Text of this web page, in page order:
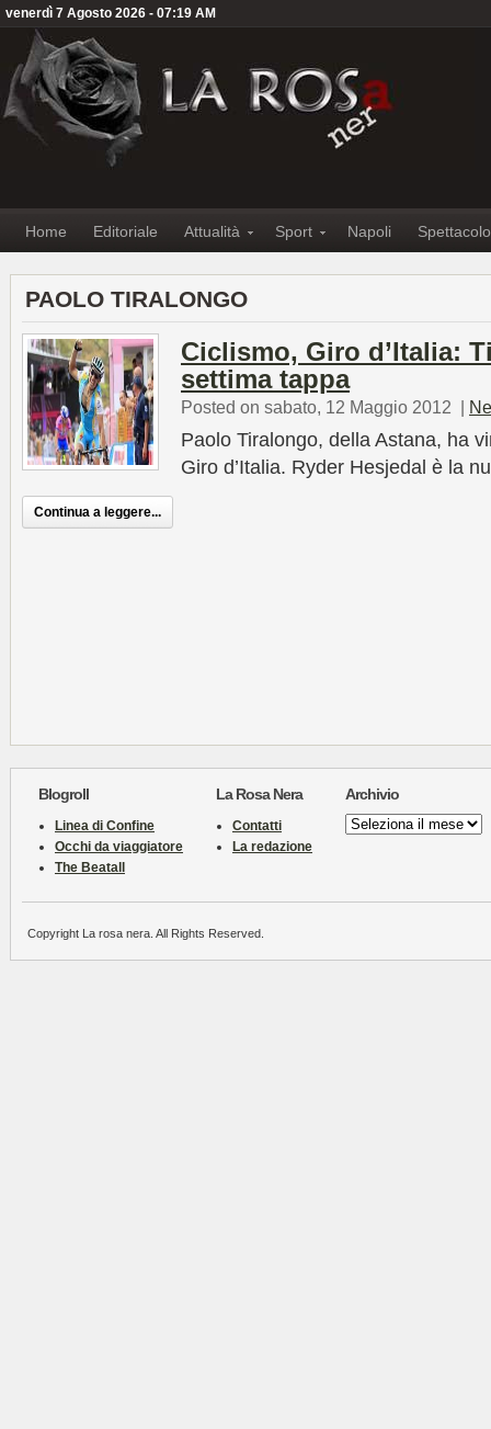
venerdì 7 Agosto 2026 - 07:19 AM
Home Editoriale Attualità Sport Napoli Spettacolo
PAOLO TIRALONGO
Ciclismo, Giro d’Italia:
settima tappa
Posted on sabato, 12 Maggio 2012 |
Paolo Tiralongo, della Astana, ha
Giro d’Italia. Ryder Hesjedal è la
Continua a leggere...
Blogroll
Linea di Confine
Occhi da viaggiatore
The Beatall
La Rosa Nera
Contatti
La redazione
Archivio
Archivio
Copyright La rosa nera. All Rights Reserved.